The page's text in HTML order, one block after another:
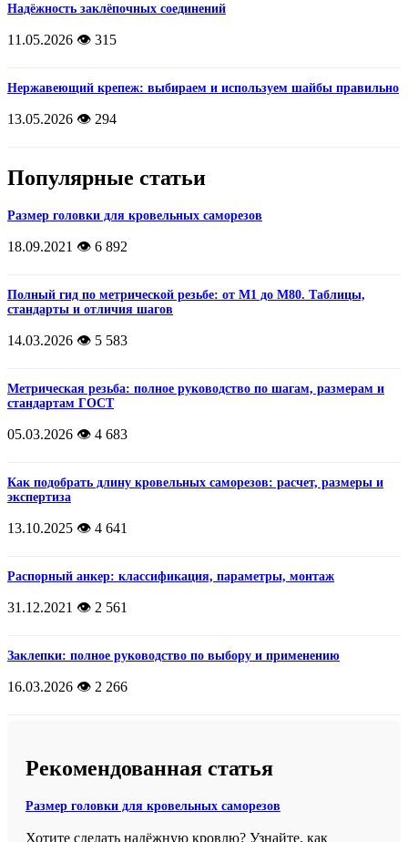
Надёжность заклёпочных соединений
11.05.2026 👁️ 315
Нержавеющий крепеж: выбираем и используем шайбы правильно
13.05.2026 👁️ 294
Популярные статьи
Размер головки для кровельных саморезов
18.09.2021 👁️ 6 892
Полный гид по метрической резьбе: от М1 до М80. Таблицы,
стандарты и отличия шагов
14.03.2026 👁️ 5 583
Метрическая резьба: полное руководство по шагам, размерам и
стандартам ГОСТ
05.03.2026 👁️ 4 683
Как подобрать длину кровельных саморезов: расчет, размеры и
экспертиза
13.10.2025 👁️ 4 641
Распорный анкер: классификация, параметры, монтаж
31.12.2021 👁️ 2 561
Заклепки: полное руководство по выбору и применению
16.03.2026 👁️ 2 266
Рекомендованная статья
Размер головки для кровельных саморезов
Хотите сделать надёжную кровлю? Узнайте, как